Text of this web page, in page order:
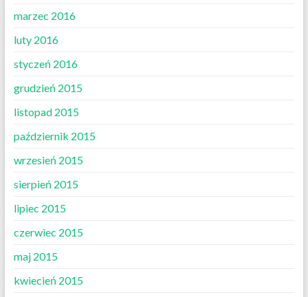
marzec 2016
luty 2016
styczeń 2016
grudzień 2015
listopad 2015
październik 2015
wrzesień 2015
sierpień 2015
lipiec 2015
czerwiec 2015
maj 2015
kwiecień 2015